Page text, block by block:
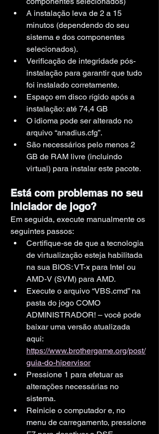
A instalação leva de 2 a 15
minutos (dependendo do seu
sistema e dos componentes
selecionados).
Verificação de integridade pós-
instalação para garantir que tudo
foi instalado corretamente.
Espaço em disco rígido após a
instalação: até 74,4 GB
O idioma pode ser alterado no
arquivo “anadius.cfg”.
São necessários pelo menos 2
GB de RAM livre (incluindo
virtual) para instalar este pacote.
Está com problemas no seu
iniciador de jogo?
Em seguida, execute manualmente os
seguintes passos:
Certifique-se de que a tecnologia
de virtualização esteja habilitada
na sua BIOS: VT-x para Intel ou
AMD-V (SVM) para AMD.
Execute o arquivo “VBS.cmd” na
pasta do jogo COMO
ADMINISTRADOR! – você pode
baixar uma versão atualizada
aqui:
https://www.brothergame.org/post/
guia-do-hipervisor
Pressione 1 para efetuar as
alterações necessárias no
sistema.
Reinicie o computador e, no
menu de carregamento, pressione